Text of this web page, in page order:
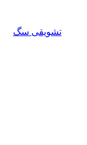
تشویقی سگ